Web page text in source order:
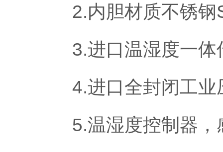
2.内胆材质不锈钢
3.进口温湿度一体
4.进口全封闭工业
5.温湿度控制器，